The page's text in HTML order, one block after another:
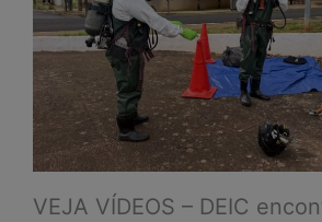
VEJA VÍDEOS – DEIC